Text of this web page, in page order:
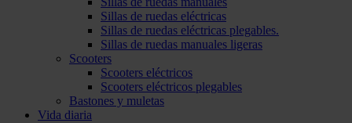
Sillas de ruedas eléctricas
Sillas de ruedas eléctricas plegables.
Sillas de ruedas manuales ligeras
Scooters
Scooters eléctricos
Scooters eléctricos plegables
Bastones y muletas
Vida diaria